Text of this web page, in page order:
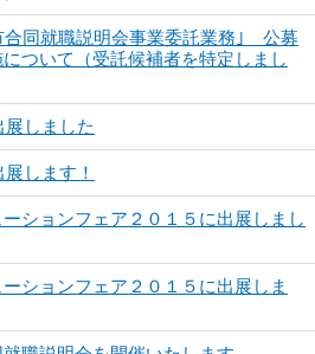
合同就職説明会事業委託業務｣ 公募
ついて（受託候補者を特定しまし
展しました
します！
ションフェア２０１５に出展しまし
ションフェア２０１５に出展しま